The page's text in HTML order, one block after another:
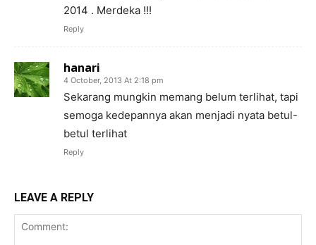
2014 . Merdeka !!!
Reply
hanari
4 October, 2013 At 2:18 pm
Sekarang mungkin memang belum terlihat, tapi
semoga kedepannya akan menjadi nyata betul-
betul terlihat
Reply
LEAVE A REPLY